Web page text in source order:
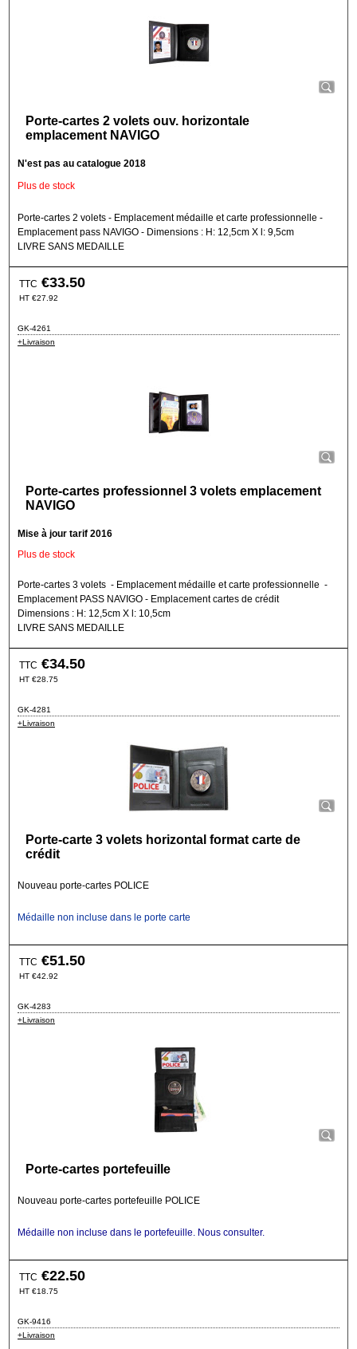
Porte-cartes 2 volets ouv. horizontale
emplacement NAVIGO
N'est pas au catalogue 2018
Plus de stock
Porte-cartes 2 volets - Emplacement médaille et carte professionnelle -
Emplacement pass NAVIGO - Dimensions : H: 12,5cm X l: 9,5cm
LIVRE SANS MEDAILLE
TTC €33.50
HT €27.92
GK-4261
+Livraison
Porte-cartes professionnel 3 volets emplacement
NAVIGO
Mise à jour tarif 2016
Plus de stock
Porte-cartes 3 volets - Emplacement médaille et carte professionnelle -
Emplacement PASS NAVIGO - Emplacement cartes de crédit
Dimensions : H: 12,5cm X l: 10,5cm
LIVRE SANS MEDAILLE
TTC €34.50
HT €28.75
GK-4281
+Livraison
Porte-carte 3 volets horizontal format carte de
crédit
Nouveau porte-cartes POLICE
Médaille non incluse dans le porte carte
TTC €51.50
HT €42.92
GK-4283
+Livraison
Porte-cartes portefeuille
Nouveau porte-cartes portefeuille POLICE
Médaille non incluse dans le portefeuille. Nous consulter.
TTC €22.50
HT €18.75
GK-9416
+Livraison